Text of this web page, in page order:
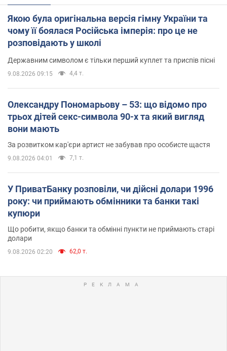
Якою була оригінальна версія гімну України та
чому її боялася Російська імперія: про це не
розповідають у школі
Державним символом є тільки перший куплет та приспів пісні
9.08.2026 09:15 4,4 т.
Олександру Пономарьову – 53: що відомо про
трьох дітей секс-символа 90-х та який вигляд
вони мають
За розвитком кар'єри артист не забував про особисте щастя
9.08.2026 04:01 7,1 т.
У ПриватБанку розповіли, чи дійсні долари 1996
року: чи приймають обмінники та банки такі
купюри
Що робити, якщо банки та обмінні пункти не приймають старі
долари
9.08.2026 02:20 62,0 т.